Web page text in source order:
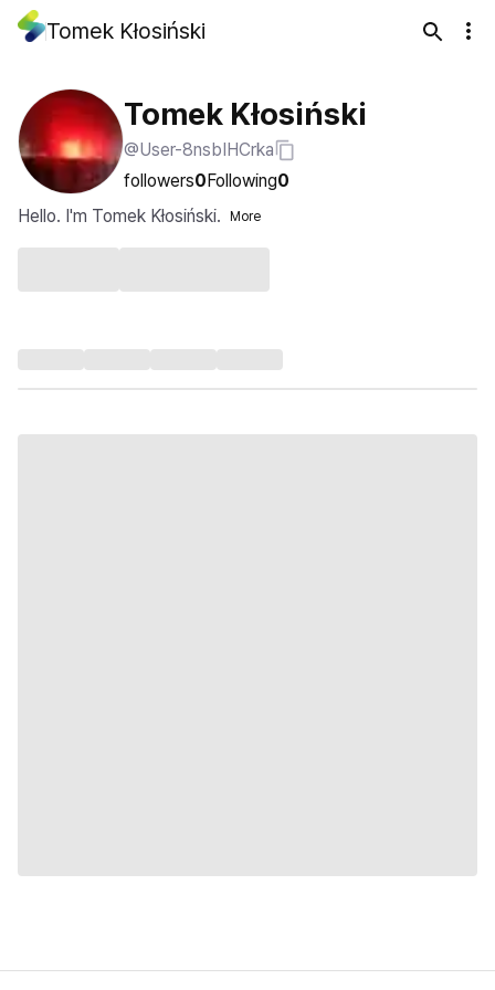
Tomek Kłosiński
Tomek Kłosiński
@User-8nsbIHCrka
followers0Following0
Hello. I'm Tomek Kłosiński.
More